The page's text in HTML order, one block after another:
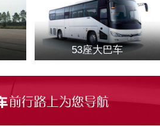
53座大巴车